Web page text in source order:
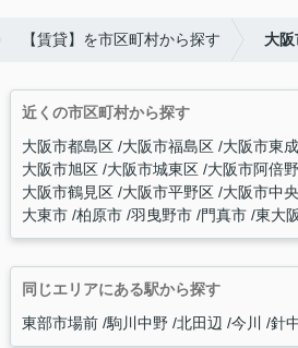
【賃貸】を市区町村から探す 大
近くの市区町村から探す
大阪市都島区 大阪市福島区 大阪市東
大阪市旭区 大阪市城東区 大阪市阿倍
大阪市鶴見区 大阪市平野区 大阪市中
大東市 柏原市 羽曳野市 門真市 東大
同じエリアにある駅から探す
東部市場前 駒川中野 北田辺 今川 針